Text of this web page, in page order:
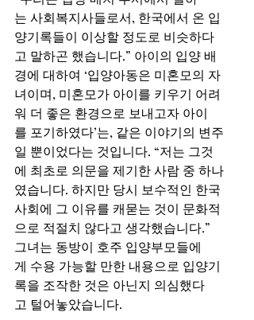
는 사회복지사들로서, 한국에서 온 입
양기록들이 이상할 정도로 비슷하다
고 말하곤 했습니다.” 아이의 입양 배
경에 대하여 ‘입양아동은 미혼모의 자
녀이며, 미혼모가 아이를 키우기 어려
워 더 좋은 환경으로 보내고자 아이
를 포기하였다’는, 같은 이야기의 변주
일 뿐이었다는 것입니다. “저는 그것
에 최초로 의문을 제기한 사람 중 하나
였습니다. 하지만 당시 보수적인 한국
사회에 그 이유를 캐묻는 것이 문화적
으로 적절치 않다고 생각했습니다.”
그녀는 동방이 호주 입양부모들에
게 수용 가능할 만한 내용으로 입양기
록을 조작한 것은 아닌지 의심했다
고 털어놓았습니다.